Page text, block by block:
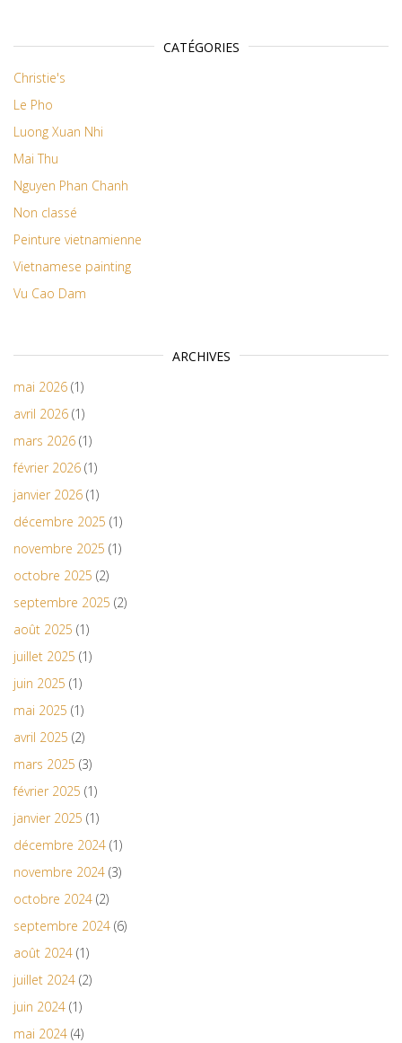
CATÉGORIES
Christie's
Le Pho
Luong Xuan Nhi
Mai Thu
Nguyen Phan Chanh
Non classé
Peinture vietnamienne
Vietnamese painting
Vu Cao Dam
ARCHIVES
mai 2026 (1)
avril 2026 (1)
mars 2026 (1)
février 2026 (1)
janvier 2026 (1)
décembre 2025 (1)
novembre 2025 (1)
octobre 2025 (2)
septembre 2025 (2)
août 2025 (1)
juillet 2025 (1)
juin 2025 (1)
mai 2025 (1)
avril 2025 (2)
mars 2025 (3)
février 2025 (1)
janvier 2025 (1)
décembre 2024 (1)
novembre 2024 (3)
octobre 2024 (2)
septembre 2024 (6)
août 2024 (1)
juillet 2024 (2)
juin 2024 (1)
mai 2024 (4)